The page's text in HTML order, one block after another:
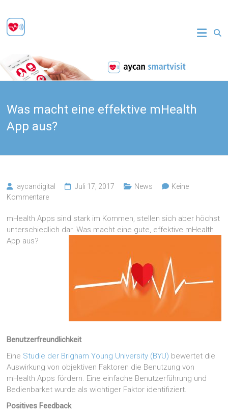
Inhalt
springen
aycan
smartvisit
Sichere
Patientenkommunikation
Was macht eine effektive mHealth
App aus?
aycandigital Juli 17, 2017 News
Keine
Kommentare
mHealth Apps sind stark im Kommen, stellen sich aber höchst
unterschiedlich dar. Was macht eine gute, effektive mHealth
App aus?
Benutzerfreundlichkeit
Eine Studie der Brigham Young University (BYU) bewertet die
Auswirkung von objektiven Faktoren die Benutzung von
mHealth Apps fördern. Eine einfache Benutzerführung und
Bedienbarket wurde als wichtiger Faktor identifiziert.
Positives Feedback